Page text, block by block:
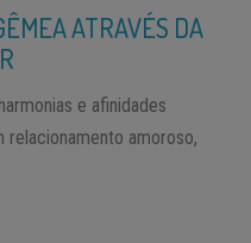
ATRAVÉS DA
e afinidades
relacionamento amoroso,